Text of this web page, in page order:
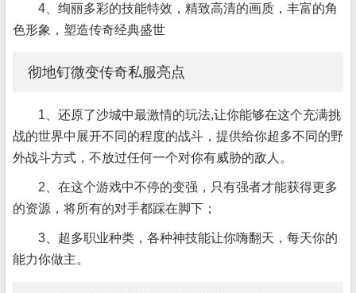
4、绚丽多彩的技能特效，精致高清的画质，丰富的角
色形象，塑造传奇经典盛世
彻地钉微变传奇私服亮点
1、还原了沙城中最激情的玩法,让你能够在这个充满挑
战的世界中展开不同的程度的战斗，提供给你超多不同的野
外战斗方式，不放过任何一个对你有威胁的敌人。
2、在这个游戏中不停的变强，只有强者才能获得更多
的资源，将所有的对手都踩在脚下；
3、超多职业种类，各种神技能让你嗨翻天，每天你的
能力你做主。